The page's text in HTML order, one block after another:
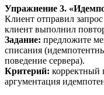
Упражнение 3.
Клиент отправил
клиент выполнил
Задание: предложите
списания
поведение сервера).
Критерий: корректный
аргументация